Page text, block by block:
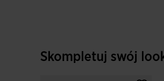
Skompletuj swój